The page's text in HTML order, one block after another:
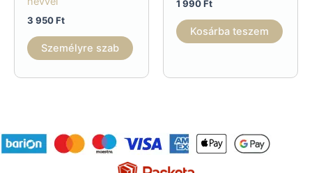
3 950Ft
Személyre szab
1 990Ft
Kosárba teszem